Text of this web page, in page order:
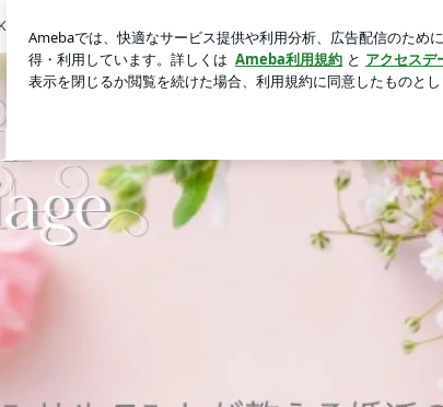
婚活コンサルタントが教える婚活の秘訣！【山形
旅先で大活躍のマザーズバッグ